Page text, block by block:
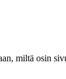
miltä osin